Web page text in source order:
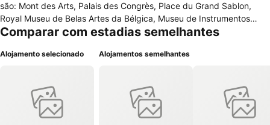
são: Mont des Arts, Palais des Congrès, Place du Grand Sablon,
Royal Museu de Belas Artes da Bélgica, Museu de Instrumentos
Musicais, Place Royale, Notre Dame de Sablon, Lugar de Petit
mais próximo ao é o aeroporto Zaventem de Bruxelas. O hotel
no local, health club, sauna seca entre outras vantagens. Os quartos
oferecem obrigatoriamente: ar condicionado, roupões de banho
minibar, ferro e tábua de passar roupa, secador de cabelo, telefone
Comparar com estadias semelhantes
Alojamento selecionado Alojamentos semelhantes